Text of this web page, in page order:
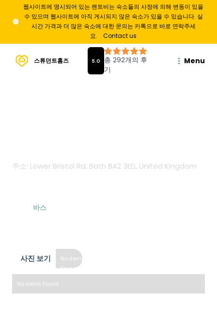
웹사이트에 명시되어 있는 렌트비는 숙소들의 사정에 의해 변동이 있을
수 있으며 웹사이트에 아직 게시되지 않은 숙소가 있을 수 있습니다. 실
시간 가격과 더 많은 숙소에 대한 문의는 카톡으로 바로 연락주세
요.
Contact us
스튜던트홈즈 Menu
주소: Lower Bristol Rd, Bath BA2 3ED, United Kingdom
바스
사진 보기
No items
found.
No items found.